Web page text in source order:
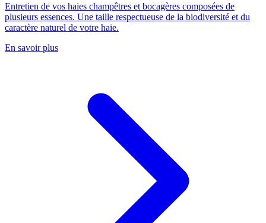
Entretien de vos haies champêtres et bocagères composées de
plusieurs essences. Une taille respectueuse de la biodiversité et du
caractère naturel de votre haie.
En savoir plus